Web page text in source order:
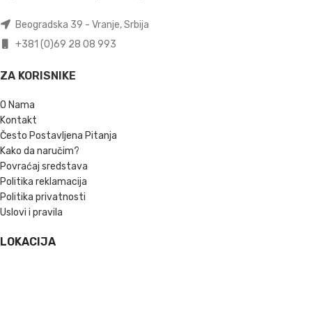
Beogradska 39 - Vranje, Srbija
+381 (0)69 28 08 993
ZA KORISNIKE
O Nama
Kontakt
Često Postavljena Pitanja
Kako da naručim?
Povraćaj sredstava
Politika reklamacija
Politika privatnosti
Uslovi i pravila
LOKACIJA